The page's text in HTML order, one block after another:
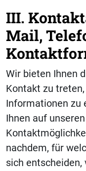
III.
Mail,
Wir bieten Ihnen
Kontakt zu
Informationen zu
Ihnen auf
nachdem, für
sich